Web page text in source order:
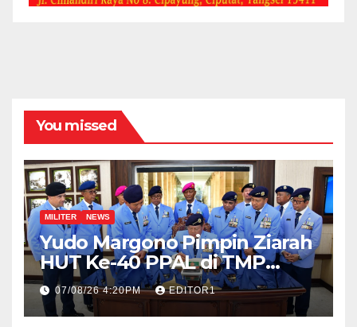
You missed
MILITER NEWS
Yudo Margono Pimpin Ziarah
HUT Ke-40 PPAL di TMP
Kalibata
07/08/26 4:20PM EDITOR1